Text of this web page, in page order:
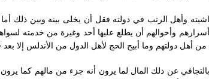
وأهل الرتب في دولته فقل أن يخلى بينه وبين ذلك
وأحوالهم أن يطلع عليها أحد وغيرة من خدمته
أهل دولتهم وما أبيح الحج لأهل الدول من الأندلس إلا
عن ذلك المال لما يرون أنه جزء من مالهم كما